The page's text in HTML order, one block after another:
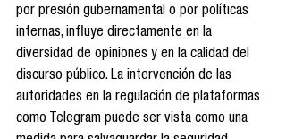
por presión gubernamental o por políticas
internas, influye directamente en la
diversidad de opiniones y en la calidad del
discurso público. La intervención de las
autoridades en la regulación de plataformas
como Telegram puede ser vista como una